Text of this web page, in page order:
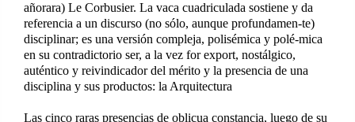
añorara) Le Corbusier. La vaca cuadriculada sostiene y da
referencia a un discurso (no sólo, aunque profundamen-te)
disciplinar; es una versión compleja, polisémica y polé-mica
en su contradictorio ser, a la vez for export, nostálgico,
auténtico y reivindicador del mérito y la presencia de una
disciplina y sus productos: la Arquitectura
Las cinco raras presencias de oblicua constancia, luego de su